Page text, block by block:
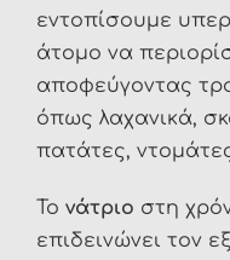
εντοπίσουμε
άτομο να
αποφεύγοντας
όπως λαχανικά,
πατάτες,
Το νάτριο στη
επιδεινώνει τον